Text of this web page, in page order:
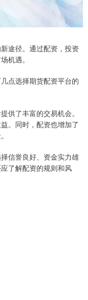
途径。通过配资，投资
机遇。
点选择期货配资平台的
供了丰富的交易机会。
。同时，配资也增加了
信誉良好、资金实力雄
了解配资的规则和风